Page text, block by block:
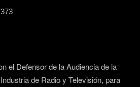
el Defensor de la Audiencia de la
de Radio y Televisión, para